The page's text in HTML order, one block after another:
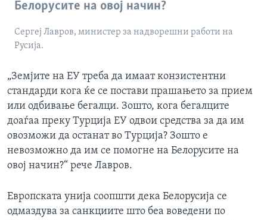
Белорусите на овој начин?
Сергеј Лавров, министер за надворешни работи на
Русија.
„Земјите на ЕУ треба да имаат конзистентни
стандарди кога ќе се постави прашањето за прием
или одбивање бегалци. Зошто, кога бегалците
доаѓаа преку Турција ЕУ одвои средства за да им
овозможи да останат во Турција? Зошто е
невозможно да им се помогне на Белорусите на
овој начин?“ рече Лавров.
Европската унија соопшти дека Белорусија се
одмаздува за санкциите што беа воведени по